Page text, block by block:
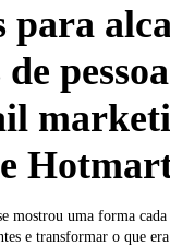
para
mostrou uma forma
e transformar o que era